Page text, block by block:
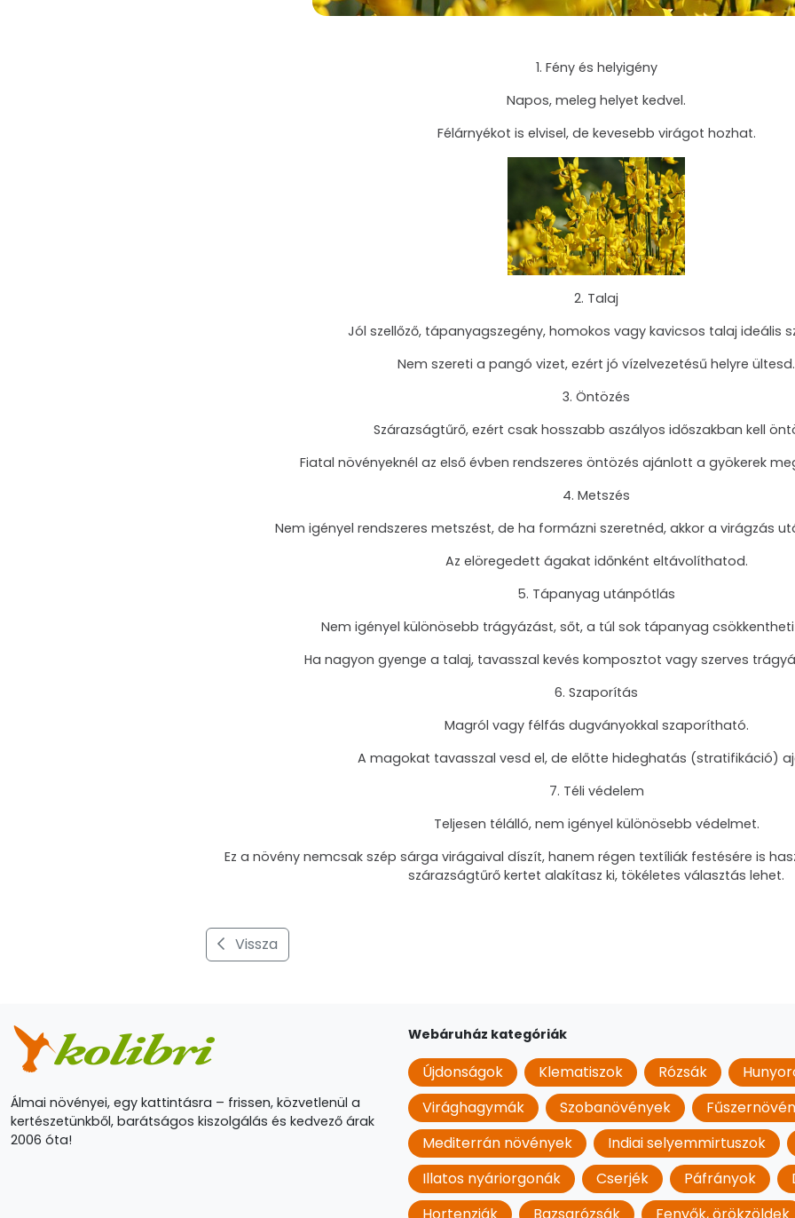
1. Fény és helyigény
Napos, meleg helyet kedvel.
Félárnyékot is elvisel, de kevesebb virágot hozhat.
2. Talaj
Jól szellőző, tápanyagszegény, homokos vagy kavicsos talaj ideális
Nem szereti a pangó vizet, ezért jó vízelvezetésű helyre ültesd.
3. Öntözés
Szárazságtűrő, ezért csak hosszabb aszályos időszakban kell
Fiatal növényeknél az első évben rendszeres öntözés ajánlott a gyökerek
4. Metszés
Nem igényel rendszeres metszést, de ha formázni szeretnéd, akkor a virágzás
Az elöregedett ágakat időnként eltávolíthatod.
5. Tápanyag utánpótlás
Nem igényel különösebb trágyázást, sőt, a túl sok tápanyag
Ha nagyon gyenge a talaj, tavasszal kevés komposztot vagy szerves
6. Szaporítás
Magról vagy félfás dugványokkal szaporítható.
A magokat tavasszal vesd el, de előtte hideghatás (stratifikáció)
7. Téli védelem
Teljesen télálló, nem igényel különösebb védelmet.
Ez a növény nemcsak szép sárga virágaival díszít, hanem régen textíliák festésére is
szárazságtűrő kertet alakítasz ki, tökéletes választás lehet.
Vissza
Álmai növényei, egy kattintásra – frissen, közvetlenül a
kertészetünkből, barátságos kiszolgálás és kedvező árak
2006 óta!
Webáruház kategóriák
Újdonságok Klematiszok Rózsák
Virághagymák
Szobanövények
Mediterrán növények
Indiai selyemmirtuszok
Illatos nyáriorgonák
Cserjék Páfrányok